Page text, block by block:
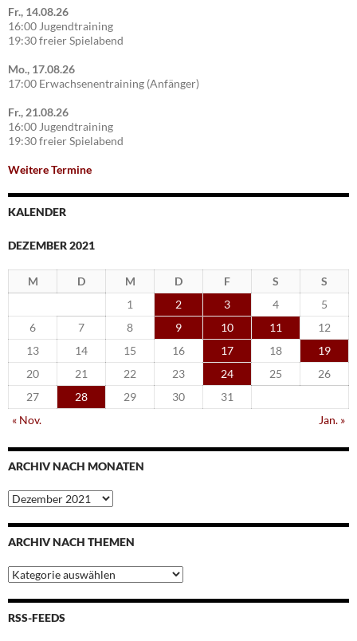
Fr., 14.08.26
16:00 Jugendtraining
19:30 freier Spielabend
Mo., 17.08.26
17:00 Erwachsenentraining (Anfänger)
Fr., 21.08.26
16:00 Jugendtraining
19:30 freier Spielabend
Weitere Termine
KALENDER
DEZEMBER 2021
M D M D F S
S
1
2 3 4
5
6
7 8 9 10 11
12
13
14 15 16 17 18
19
20
21 22 23 24 25
26
27
28 29 30
31
« Nov.
Jan. »
ARCHIV NACH MONATEN
Archiv
nach
Monaten
ARCHIV NACH THEMEN
Archiv
nach
Themen
RSS-FEEDS